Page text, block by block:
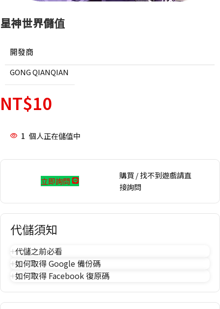
星神世界儲值
開發商
GONG QIANQIAN
NT$10
1 個人正在儲值中
立即詢問
購買 / 找不到遊戲請直
接詢問
代儲須知
代儲之前必看
如何取得 Google 備份碼
如何取得 Facebook 復原碼